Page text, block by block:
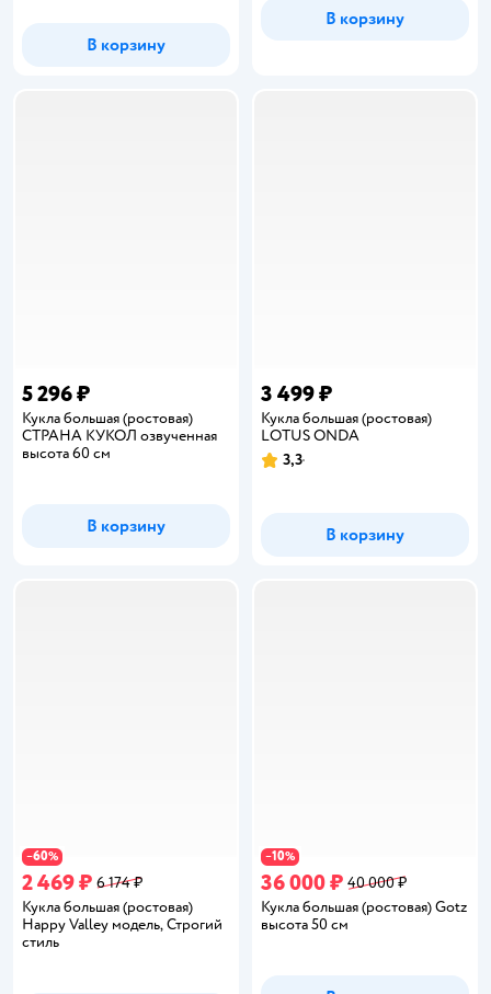
В корзину
В корзину
5 296 ₽
Кукла большая (ростовая)
СТРАНА КУКОЛ озвученная
высота 60 см
В корзину
3 499 ₽
Кукла большая (ростовая)
LOTUS ONDA
Рейтинг:
3,3
В корзину
−60%
2 469 ₽ 6 174 ₽
Кукла большая (ростовая)
Happy Valley модель, Строгий
стиль
−10%
36 000 ₽ 40 000 ₽
Кукла большая (ростовая) Gotz
высота 50 см